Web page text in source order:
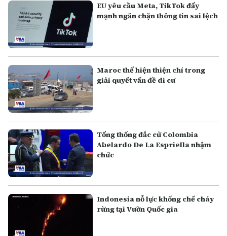
EU yêu cầu Meta, TikTok đẩy
mạnh ngăn chặn thông tin sai lệch
Maroc thể hiện thiện chí trong
giải quyết vấn đề di cư
Tổng thống đắc cử Colombia
Abelardo De La Espriella nhậm
chức
Indonesia nỗ lực khống chế cháy
rừng tại Vườn Quốc gia